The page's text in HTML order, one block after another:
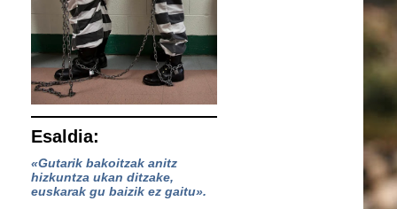
Esaldia:
«Gutarik bakoitzak anitz
hizkuntza ukan ditzake,
euskarak gu baizik ez gaitu».